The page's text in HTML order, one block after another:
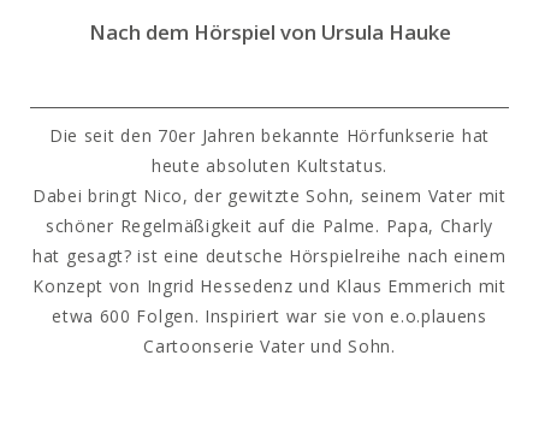
Nach dem Hörspiel von Ursula Hauke
Die seit den 70er Jahren bekannte Hörfunkserie hat
heute absoluten Kultstatus.
Dabei bringt Nico, der gewitzte Sohn, seinem Vater mit
schöner Regelmäßigkeit auf die Palme. Papa, Charly
hat gesagt? ist eine deutsche Hörspielreihe nach einem
Konzept von Ingrid Hessedenz und Klaus Emmerich mit
etwa 600 Folgen. Inspiriert war sie von e.o.plauens
Cartoonserie Vater und Sohn.